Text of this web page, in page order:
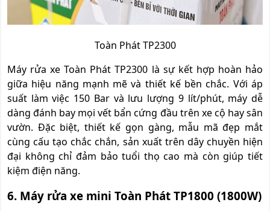
Toàn Phát TP2300
Máy rửa xe Toàn Phát TP2300 là sự kết hợp hoàn hảo
giữa hiệu năng mạnh mẽ và thiết kế bền chắc. Với áp
suất làm việc 150 Bar và lưu lượng 9 lít/phút, máy dễ
dàng đánh bay mọi vết bẩn cứng đầu trên xe cộ hay sân
vườn. Đặc biệt, thiết kế gọn gàng, mẫu mã đẹp mắt
cùng cấu tạo chắc chắn, sản xuất trên dây chuyền hiện
đại không chỉ đảm bảo tuổi thọ cao mà còn giúp tiết
kiệm điện năng.
6. Máy rửa xe mini Toàn Phát TP1800 (1800W)